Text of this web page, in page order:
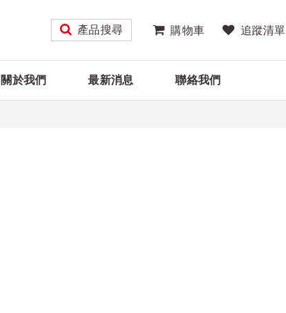
產品搜尋 購物車 追蹤清單
關於我們 最新消息 聯絡我們